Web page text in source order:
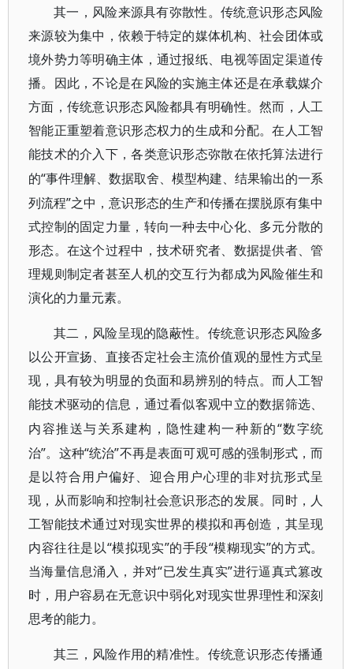
其一，风险来源具有弥散性。传统意识形态风险
来源较为集中，依赖于特定的媒体机构、社会团体或
境外势力等明确主体，通过报纸、电视等固定渠道传
播。因此，不论是在风险的实施主体还是在承载媒介
方面，传统意识形态风险都具有明确性。然而，人工
智能正重塑着意识形态权力的生成和分配。在人工智
能技术的介入下，各类意识形态弥散在依托算法进行
的“事件理解、数据取舍、模型构建、结果输出的一系
列流程”之中，意识形态的生产和传播在摆脱原有集中
式控制的固定力量，转向一种去中心化、多元分散的
形态。在这个过程中，技术研究者、数据提供者、管
理规则制定者甚至人机的交互行为都成为风险催生和
演化的力量元素。
其二，风险呈现的隐蔽性。传统意识形态风险多
以公开宣扬、直接否定社会主流价值观的显性方式呈
现，具有较为明显的负面和易辨别的特点。而人工智
能技术驱动的信息，通过看似客观中立的数据筛选、
内容推送与关系建构，隐性建构一种新的“数字统
治”。这种“统治”不再是表面可观可感的强制形式，而
是以符合用户偏好、迎合用户心理的非对抗形式呈
现，从而影响和控制社会意识形态的发展。同时，人
工智能技术通过对现实世界的模拟和再创造，其呈现
内容往往是以“模拟现实”的手段“模糊现实”的方式。
当海量信息涌入，并对“已发生真实”进行逼真式篡改
时，用户容易在无意识中弱化对现实世界理性和深刻
思考的能力。
其三，风险作用的精准性。传统意识形态传播通